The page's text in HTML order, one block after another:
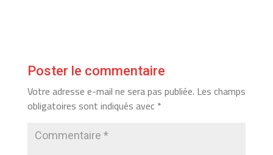
Poster le commentaire
Votre adresse e-mail ne sera pas publiée. Les champs
obligatoires sont indiqués avec *